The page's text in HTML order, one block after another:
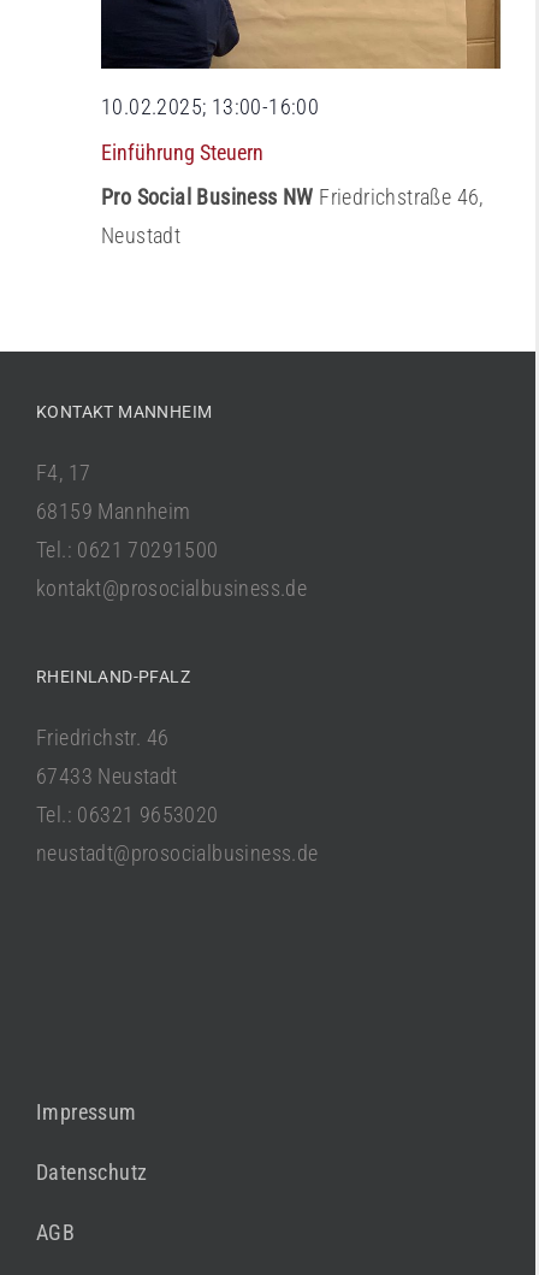
10.02.2025; 13:00-16:00
Einführung Steuern
Pro Social Business NW Friedrichstraße 46,
Neustadt
KONTAKT MANNHEIM
F4, 17
68159 Mannheim
Tel.: 0621 70291500
kontakt@prosocialbusiness.de
RHEINLAND-PFALZ
Friedrichstr. 46
67433 Neustadt
Tel.: 06321 9653020
neustadt@prosocialbusiness.de
Impressum
Datenschutz
AGB